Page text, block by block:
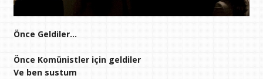
Önce Geldiler…
Önce Komünistler için geldiler
Ve ben sustum